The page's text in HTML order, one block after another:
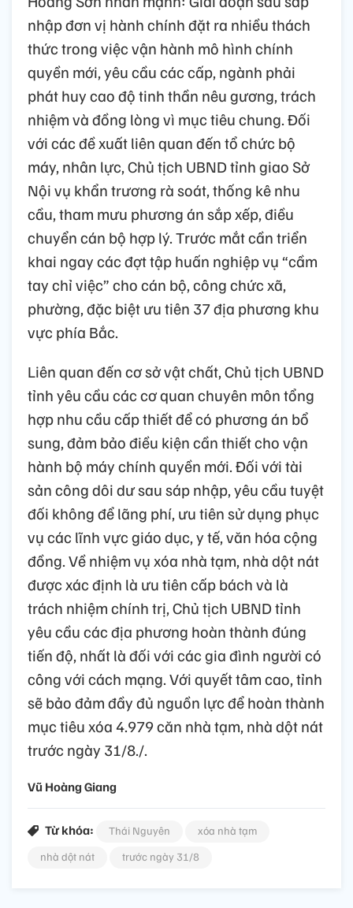
nhập đơn vị hành chính đặt ra nhiều thách
thức trong việc vận hành mô hình chính
quyền mới, yêu cầu các cấp, ngành phải
phát huy cao độ tinh thần nêu gương, trách
nhiệm và đồng lòng vì mục tiêu chung. Đối
với các đề xuất liên quan đến tổ chức bộ
máy, nhân lực, Chủ tịch UBND tỉnh giao Sở
Nội vụ khẩn trương rà soát, thống kê nhu
cầu, tham mưu phương án sắp xếp, điều
chuyển cán bộ hợp lý. Trước mắt cần triển
khai ngay các đợt tập huấn nghiệp vụ “cầm
tay chỉ việc” cho cán bộ, công chức xã,
phường, đặc biệt ưu tiên 37 địa phương khu
vực phía Bắc.
Liên quan đến cơ sở vật chất, Chủ tịch UBND
tỉnh yêu cầu các cơ quan chuyên môn tổng
hợp nhu cầu cấp thiết để có phương án bổ
sung, đảm bảo điều kiện cần thiết cho vận
hành bộ máy chính quyền mới. Đối với tài
sản công dôi dư sau sáp nhập, yêu cầu tuyệt
đối không để lãng phí, ưu tiên sử dụng phục
vụ các lĩnh vực giáo dục, y tế, văn hóa cộng
đồng. Về nhiệm vụ xóa nhà tạm, nhà dột nát
được xác định là ưu tiên cấp bách và là
trách nhiệm chính trị, Chủ tịch UBND tỉnh
yêu cầu các địa phương hoàn thành đúng
tiến độ, nhất là đối với các gia đình người có
công với cách mạng. Với quyết tâm cao, tỉnh
sẽ bảo đảm đầy đủ nguồn lực để hoàn thành
mục tiêu xóa 4.979 căn nhà tạm, nhà dột nát
trước ngày 31/8./.
Vũ Hoàng Giang
Từ khóa: Thái Nguyên
xóa nhà tạm
nhà dột nát
trước ngày 31/8